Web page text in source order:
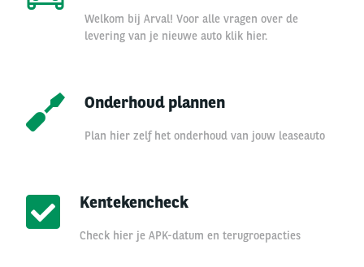
Welkom bij Arval! Voor alle vragen over de
levering van je nieuwe auto klik hier.
Onderhoud plannen
Plan hier zelf het onderhoud van jouw leaseauto
Kentekencheck
Check hier je APK-datum en terugroepacties